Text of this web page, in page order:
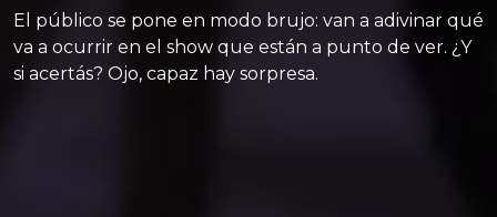
El público se pone en modo brujo: van a adivinar qué
va a ocurrir en el show que están a punto de ver. ¿Y
si acertás? Ojo, capaz hay sorpresa.